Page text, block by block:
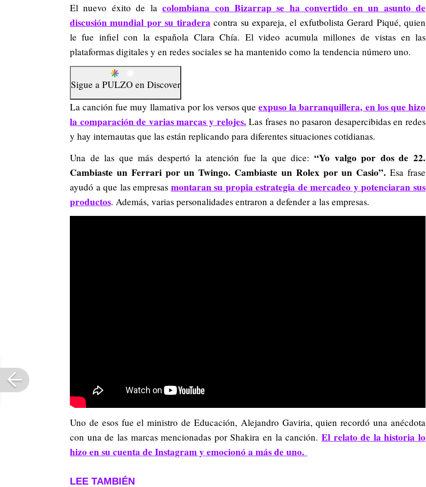
El nuevo éxito de lacolombiana con Bizarrap se ha convertido en un asunto de
discusión mundial por su tiraderacontra su expareja, el exfutbolista Gerard Piqué, quien
le fue infiel con la española Clara Chía. El video acumula millones de vistas en las
plataformas digitales y en redes sociales se ha mantenido como la tendencia número uno.
Sigue a PULZO en Discover
La canción fue muy llamativa por los versos queexpuso la barranquillera, en los que hizo
la comparación de varias marcas y relojes. Las frases no pasaron desapercibidas en redes
y hay internautas que las están replicando para diferentes situaciones cotidianas.
Una de las que más despertó la atención fue la que dice: “Yo valgo por dos de 22.
Cambiaste un Ferrari por un Twingo. Cambiaste un Rolex por un Casio”. Esa frase
ayudó a que las empresas montaran su propia estrategia de mercadeo y potenciaran sus
productos. Además, varias personalidades entraron a defender a las empresas.
Uno de esos fue el ministro de Educación, Alejandro Gaviria, quien recordó una anécdota
con una de las marcas mencionadas por Shakira en la canción. El relato de la historia lo
hizo en su cuenta de Instagram y emocionó a más de uno.
LEE TAMBIÉN